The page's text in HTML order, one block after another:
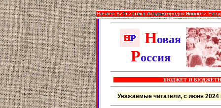
Новая
Россия
БЮДЖЕТ И
Уважаемые читатели, с июня 2024